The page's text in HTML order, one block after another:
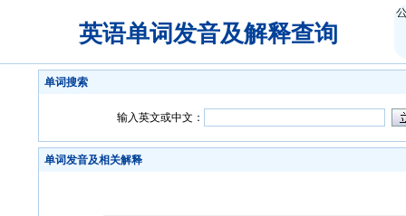
英语单词发音及解释查询
单词搜索
输入英文或中文：
单词发音及相关解释